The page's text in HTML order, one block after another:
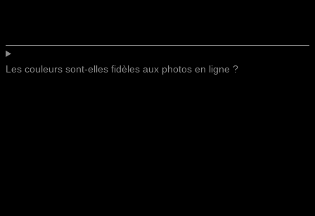
Les couleurs sont-elles fidèles aux photos en ligne ?